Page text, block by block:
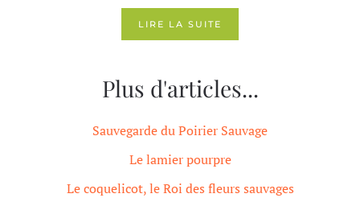
LIRE LA SUITE
Plus d'articles...
Sauvegarde du Poirier Sauvage
Le lamier pourpre
Le coquelicot, le Roi des fleurs sauvages